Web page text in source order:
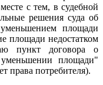
с тем, в судебной
решения суда об
площади
площади недостатком
пункт договора о
площади"
права потребителя).